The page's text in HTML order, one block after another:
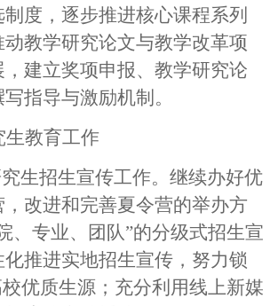
度，逐步推进核心课程系列
教学研究论文与教学改革项
，建立奖项申报、教学研究论
指导与激励机制。
生教育工作
生招生宣传工作。继续办好优
改进和完善夏令营的举办方
、专业、团队”的分级式招生宣
推进实地招生宣传，努力锁
校优质生源；充分利用线上新媒